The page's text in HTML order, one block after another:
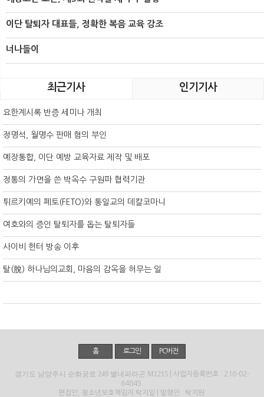
이단 탈퇴자 대표들, 정확한 복음 교육 강조
너나들이
최근기사 인기기사
요한계시록 반증 세미나 개최
정명석, 월명수 판매 혐의 부인
예장통합, 이단 예방 교육자료 제작 및 배포
정통의 가면을 쓴 박옥수 구원파 협력기관
튀르키예의 페토(FETO)와 통일교의 데칼코마니
여호와의 증인 탈퇴자를 돕는 탈퇴자들
사이비 헌터 방송 이후
탈(脫) 하나님의교회, 마음의 감옥을 허무는 일
홈 로그인 PC버전
경기도 남양주시 순화궁로 249 별내파라곤 M1215 | 사업자등록번호 : 216-02-
64845
편집인, 청소년보호책임자:탁지일 | 발행인 : 탁지원